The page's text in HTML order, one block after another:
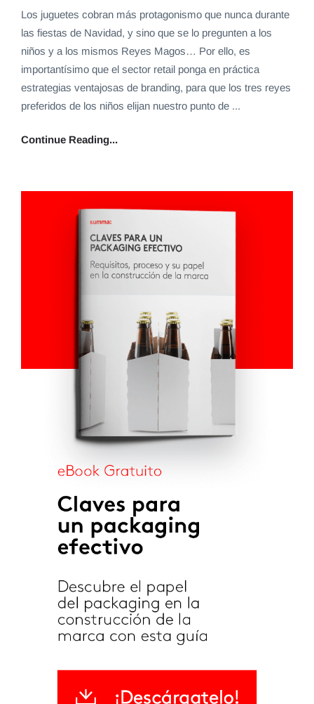
Los juguetes cobran más protagonismo que nunca durante
las fiestas de Navidad, y sino que se lo pregunten a los
niños y a los mismos Reyes Magos… Por ello, es
importantísimo que el sector retail ponga en práctica
estrategias ventajosas de branding, para que los tres reyes
preferidos de los niños elijan nuestro punto de ...
Continue Reading...